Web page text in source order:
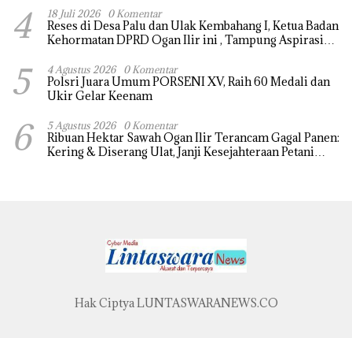
4 18 Juli 2026 0 Komentar
Reses di Desa Palu dan Ulak Kembahang I, Ketua Badan
Kehormatan DPRD Ogan Ilir ini , Tampung Aspirasi
5 4 Agustus 2026 0 Komentar
Polsri Juara Umum PORSENI XV, Raih 60 Medali dan
Ukir Gelar Keenam
6 5 Agustus 2026 0 Komentar
Ribuan Hektar Sawah Ogan Ilir Terancam Gagal Panen:
Kering & Diserang Ulat, Janji Kesejahteraan Petani
Hak Ciptya LUNTASWARANEWS.CO